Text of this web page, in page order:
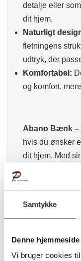
Samtykke
Denne
Vi bruger cookies
detalje eller
dit hjem.
Naturligt
fletningens
udtryk, der
Komfortabel:
og komfort,
Abano Bænk –
hvis du ønsker
dit hjem. Med
naturflettede
komfort og
✅ 14 dages fuld
✅ Levering: 1-3